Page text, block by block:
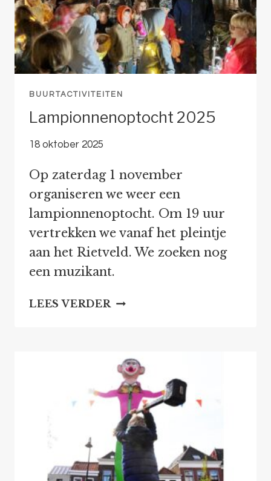
BUURTACTIVITEITEN
Lampionnenoptocht 2025
18 oktober 2025
Op zaterdag 1 november
organiseren we weer een
lampionnenoptocht. Om 19 uur
vertrekken we vanaf het pleintje
aan het Rietveld. We zoeken nog
een muzikant.
LEES VERDER LAMPIONNENOPTOCHT